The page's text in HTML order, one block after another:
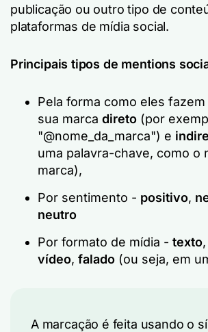
publicação ou outro tipo de
plataformas de mídia social.
Principais tipos de mentions
Pela forma como eles
sua marca direto (por
"@nome_da_marca") e
uma palavra-chave, como o
marca),
Por sentimento - positivo,
neutro
Por formato de mídia - texto,
vídeo, falado (ou seja, em
A marcação é feita usando o